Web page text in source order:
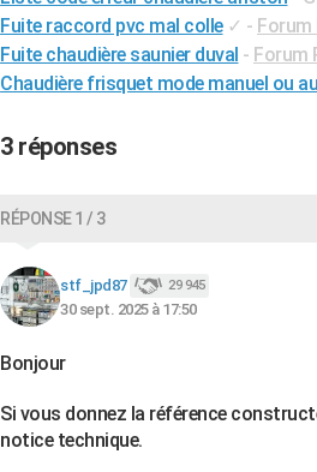
Fuite raccord pvc mal colle ✓ -
Fuite chaudière saunier duval - Forum
Chaudière frisquet mode manuel ou
3 réponses
RÉPONSE 1 / 3
stf_jpd87 29 945
30 sept. 2025 à 17:50
Bonjour
Si vous donnez la référence
notice technique.